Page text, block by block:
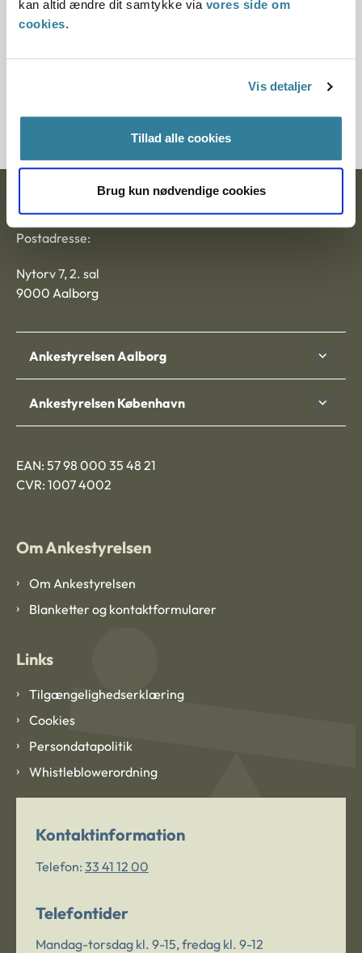
kan altid ændre dit samtykke via vores side om
cookies.
Vis detaljer
Tillad alle cookies
Brug kun nødvendige cookies
Postadresse:
Nytorv 7, 2. sal
9000 Aalborg
Ankestyrelsen Aalborg
Ankestyrelsen København
EAN: 57 98 000 35 48 21
CVR: 1007 4002
Om Ankestyrelsen
Om Ankestyrelsen
Blanketter og kontaktformularer
Links
Tilgængelighedserklæring
Cookies
Persondatapolitik
Whistleblowerordning
Kontaktinformation
Telefon: 33 41 12 00
Telefontider
Mandag-torsdag kl. 9-15, fredag kl. 9-12